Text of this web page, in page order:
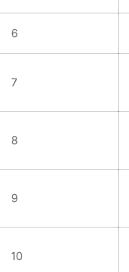
6
7
8
9
10